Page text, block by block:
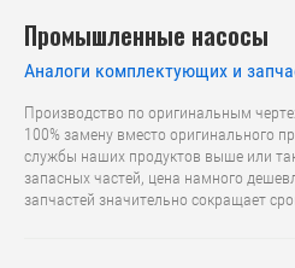
Промышленные насосы
Аналоги комплектующих и
Производство по оригинальным
100% замену вместо оригинального
службы наших продуктов выше или
запасных частей, цена намного
запчастей значительно сокращает